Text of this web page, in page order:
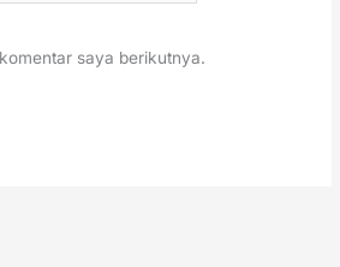
saya berikutnya.